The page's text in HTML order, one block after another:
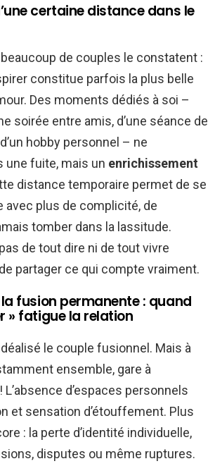
certaine distance dans le
beaucoup de couples le constatent :
constitue parfois la plus belle
Des moments dédiés à soi –
soirée entre amis, d’une séance de
hobby personnel – ne
une fuite, mais un enrichissement
distance temporaire permet de se
avec plus de complicité, de
tomber dans la lassitude.
de tout dire ni de tout vivre
partager ce qui compte vraiment.
fusion permanente : quand
» fatigue la relation
le couple fusionnel. Mais à
ensemble, gare à
! L’absence d’espaces personnels
et sensation d’étouffement. Plus
: la perte d’identité individuelle,
disputes ou même ruptures.